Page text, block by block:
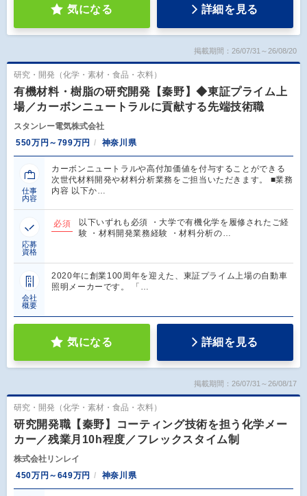
気になる 詳細を見る
掲載期間：26/07/31～26/08/20
研究・開発（化学・素材・食品・衣料）
有機材料・樹脂の研究開発【秦野】◆東証プライム上
場／カーボンニュートラルに貢献する先端技術職
スタンレー電気株式会社
550万円～799万円
神奈川県
仕事
内容
カーボンニュートラルや高付加価値を付与することができる
次世代材料開発や材料分析業務をご担当いただきます。 ■業務
内容 以下か…
応募
資格
必須
以下いずれも必須 ・大学で有機化学を履修されたご経
験 ・材料開発業務経験 ・材料分析の…
会社
概要
2020年に創業100周年を迎えた、東証プライム上場の自動車
照明メーカーです。 「…
気になる 詳細を見る
掲載期間：26/07/31～26/08/17
研究・開発（化学・素材・食品・衣料）
研究開発職【秦野】コーティング技術を担う化学メー
カー／残業月10h程度／フレックスタイム制
株式会社リンレイ
450万円～649万円
神奈川県